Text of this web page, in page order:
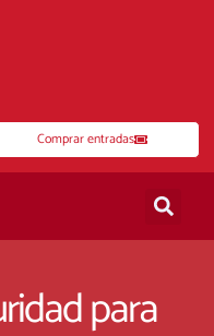
Comprar entradas
para